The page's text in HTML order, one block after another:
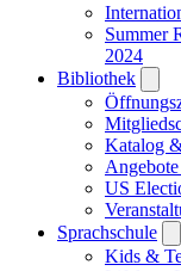
Summer
2024
Bibliothek
Katalog
US
Sprachschule
Kids &